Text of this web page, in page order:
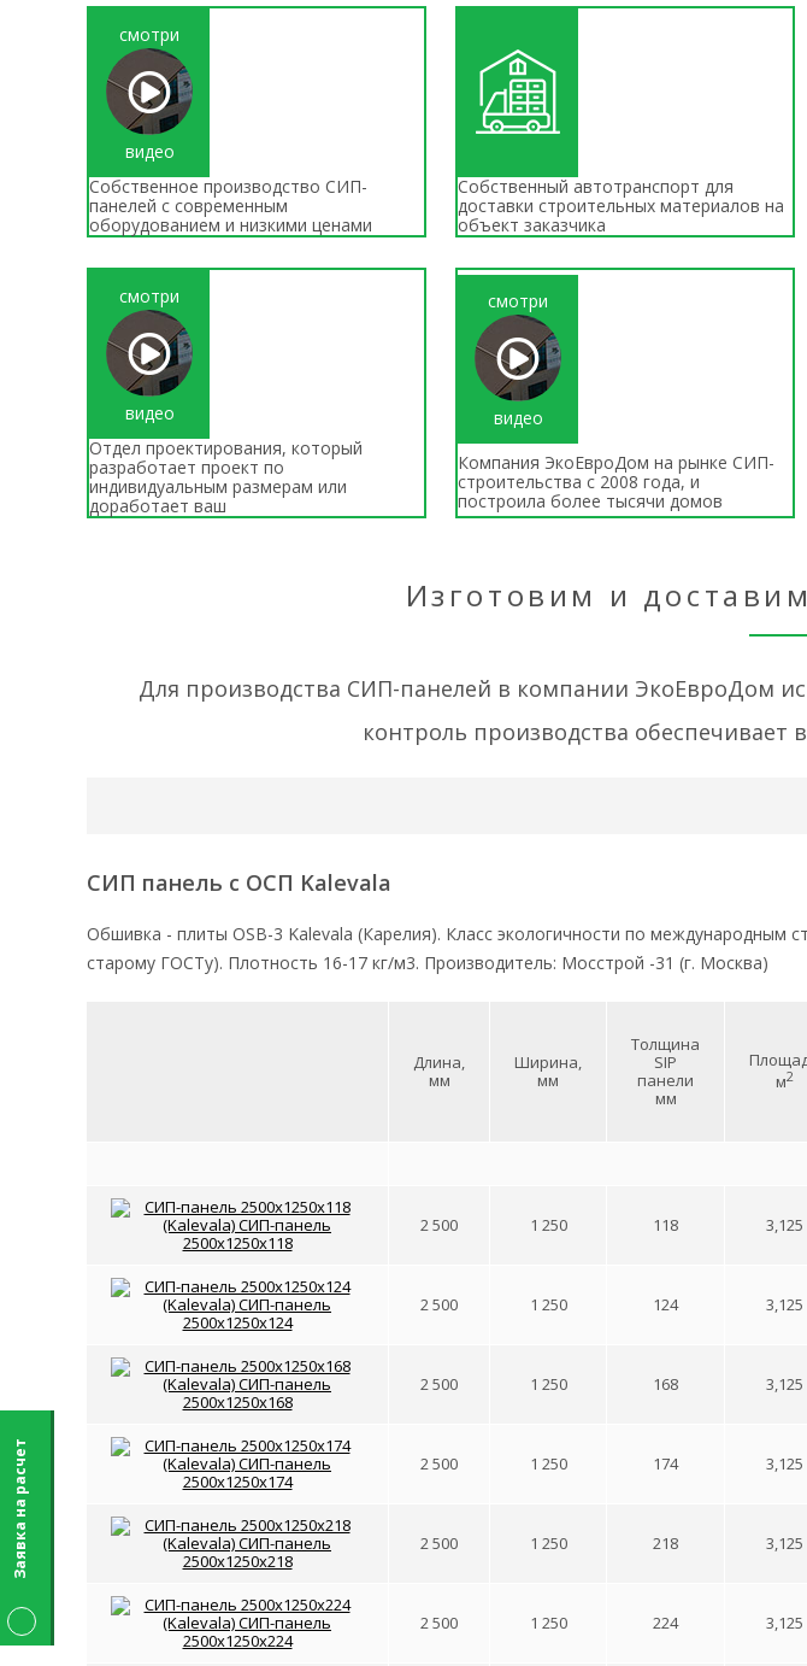
смотри
видео
Собственное производство СИП-
панелей с современным
оборудованием и низкими ценами
Собственный автотранспорт для
доставки строительных материалов на
объект заказчика
смотри
видео
Отдел проектирования, который
разработает проект по
индивидуальным размерам или
доработает ваш
смотри
видео
Компания ЭкоЕвроДом на рынке СИП-
строительства с 2008 года, и
построила более тысячи домов
Изготовим и
Для производства СИП-панелей в компании ЭкоЕвроДом
контроль производства
СИП панель с ОСП Kalevala
Обшивка - плиты ОSB-3 Kalevala (Карелия). Класс экологичности по
старому ГОСТу). Плотность 16-17 кг/м3. Производитель: Мосстрой -31 (г. Москва)
Длина,
мм
Ширина,
мм
Толщина
SIP
панели
мм
м2
2 500 1 250 118 3,125
2 500 1 250 124 3,125
2 500 1 250 168 3,125
2 500 1 250 174 3,125
2 500 1 250 218 3,125
2 500 1 250 224 3,125
Заявка на расчет